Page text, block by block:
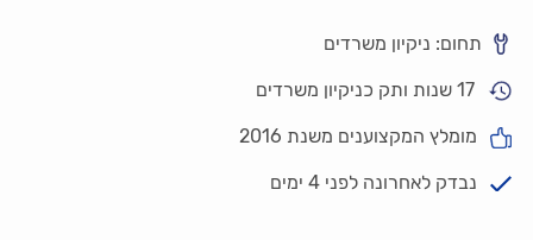
תחום: ניקיון משרדים
17 שנות ותק כניקיון משרדים
מומלץ המקצוענים משנת 2016
נבדק לאחרונה לפני 4 ימים